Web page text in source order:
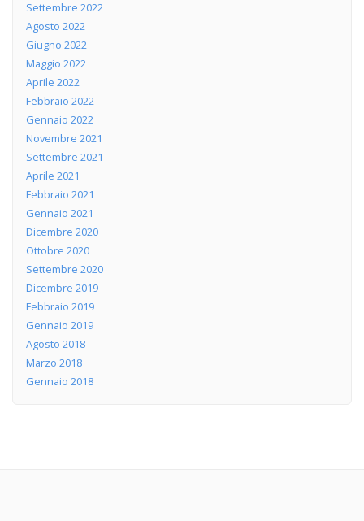
Settembre 2022
Agosto 2022
Giugno 2022
Maggio 2022
Aprile 2022
Febbraio 2022
Gennaio 2022
Novembre 2021
Settembre 2021
Aprile 2021
Febbraio 2021
Gennaio 2021
Dicembre 2020
Ottobre 2020
Settembre 2020
Dicembre 2019
Febbraio 2019
Gennaio 2019
Agosto 2018
Marzo 2018
Gennaio 2018